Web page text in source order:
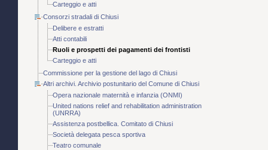
Carteggio e atti
Consorzi stradali di Chiusi
Delibere e estratti
Atti contabili
Ruoli e prospetti dei pagamenti dei frontisti
Carteggio e atti
Commissione per la gestione del lago di Chiusi
Altri archivi. Archivio postunitario del Comune di Chiusi
Opera nazionale maternità e infanzia (ONMI)
United nations relief and rehabilitation administration
(UNRRA)
Assistenza postbellica. Comitato di Chiusi
Società delegata pesca sportiva
Teatro comunale